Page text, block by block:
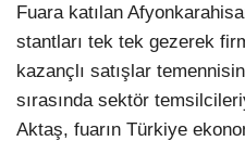
Fuara katılan
stantları tek tek gezerek
kazançlı satışlar
sırasında sektör
Aktaş, fuarın Türkiye